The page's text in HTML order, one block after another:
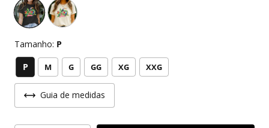
Tamanho: P
P M G GG XG XXG
Guia de medidas